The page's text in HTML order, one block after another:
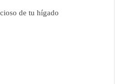
de tu hígado